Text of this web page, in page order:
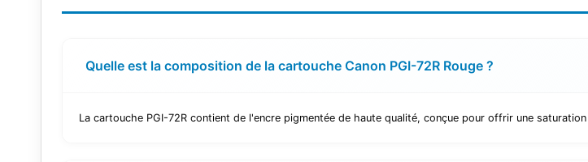
Quelle est la composition de la cartouche Canon PGI-72R Rouge ?
La cartouche PGI-72R contient de l'encre pigmentée de haute qualité, conçue pour offrir une